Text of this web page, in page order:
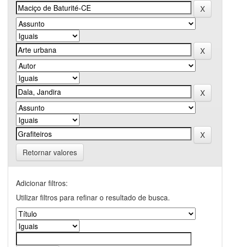
Retornar valores
Adicionar filtros:
Utilizar filtros para refinar o resultado de busca.